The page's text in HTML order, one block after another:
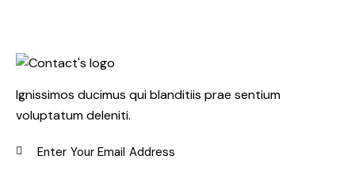
Ignissimos ducimus qui blanditiis prae sentium
voluptatum deleniti.